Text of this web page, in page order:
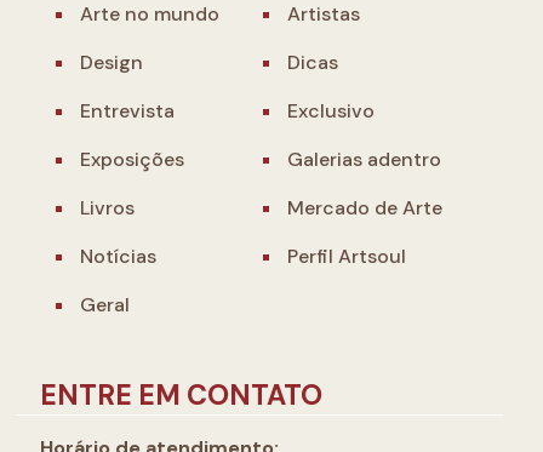
Arte no mundo
Artistas
Design
Dicas
Entrevista
Exclusivo
Exposições
Galerias adentro
Livros
Mercado de Arte
Notícias
Perfil Artsoul
Geral
ENTRE EM CONTATO